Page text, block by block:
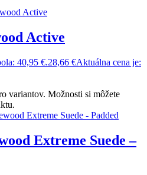
Active
40,95 €.28,66 €Aktuálna cena je:
variantov. Možnosti si môžete
Extreme Suede –